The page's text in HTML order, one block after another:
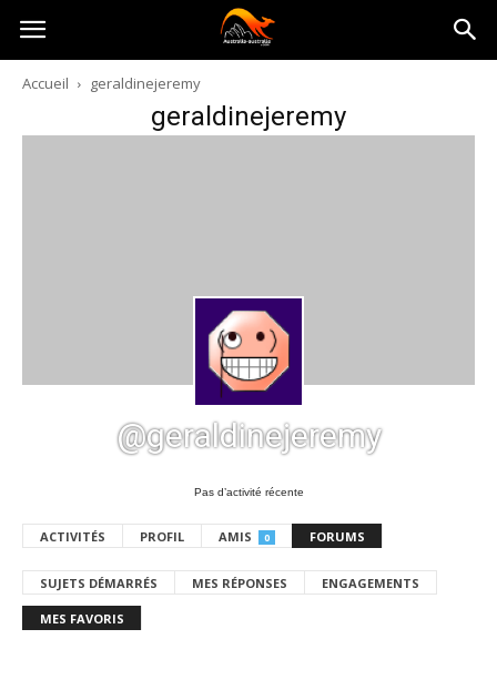
Australia-
australie.com
Accueil geraldinejeremy
geraldinejeremy
@geraldinejeremy
Pas d’activité récente
ACTIVITÉS PROFIL AMIS 0 FORUMS
SUJETS DÉMARRÉS MES RÉPONSES ENGAGEMENTS
MES FAVORIS